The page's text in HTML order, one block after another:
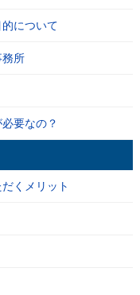
について
務所
要なの？
くメリット